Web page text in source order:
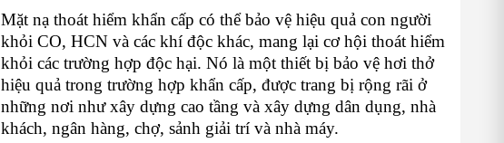
Mặt nạ thoát hiểm khẩn cấp có thể bảo vệ hiệu quả con người
khỏi CO, HCN và các khí độc khác, mang lại cơ hội thoát hiểm
khỏi các trường hợp độc hại. Nó là một thiết bị bảo vệ hơi thở
hiệu quả trong trường hợp khẩn cấp, được trang bị rộng rãi ở
những nơi như xây dựng cao tầng và xây dựng dân dụng, nhà
khách, ngân hàng, chợ, sảnh giải trí và nhà máy.